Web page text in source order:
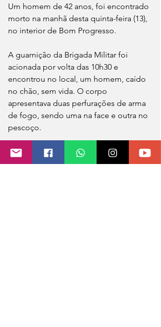
Um homem de 42 anos, foi encontrado
morto na manhã desta quinta-feira (13),
no interior de Bom Progresso.
A guarnição da Brigada Militar foi
acionada por volta das 10h30 e
encontrou no local, um homem, caído
no chão, sem vida. O corpo
apresentava duas perfurações de arma
de fogo, sendo uma na face e outra no
pescoço.
A equipe do SAMU estava no local e
constatou o óbito.